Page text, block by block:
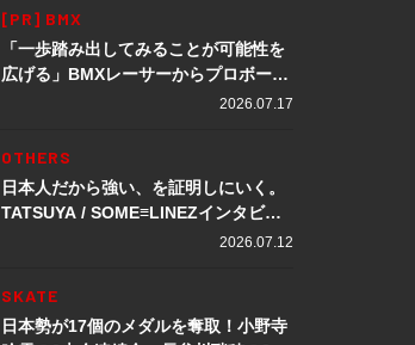
[PR] BMX
「一歩踏み出してみることが可能性を
広げる」BMXレーサーからプロボート
レーサーへ転身。上田龍星が体現する
2026.07.17
OTHERS
日本人だから強い、を証明しにいく。
TATSUYA / SOME≡LINEZインタビュ
2026.07.12
SKATE
日本勢が17個のメダルを奪取！小野寺